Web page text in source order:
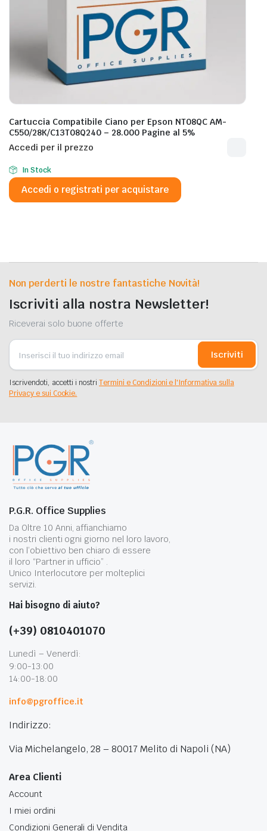
Cartuccia Compatibile Ciano per Epson NT08QC AM-
C550/28K/C13T08Q240 – 28.000 Pagine al 5%
Accedi per il prezzo
In Stock
Accedi o registrati per acquistare
Non perderti le nostre fantastiche Novità!
Iscriviti alla nostra Newsletter!
Riceverai solo buone offerte
Iscriviti
Iscrivendoti, accetti i nostriTermini e Condizioni e l'Informativa sulla
Privacy e sui Cookie.
P.G.R. Office Supplies
Da Oltre 10 Anni, affianchiamo
i nostri clienti ogni giorno nel loro lavoro,
con l’obiettivo ben chiaro di essere
il loro “Partner in ufficio” .
Unico Interlocutore per molteplici
servizi.
Hai bisogno di aiuto?
(+39) 0810401070
Lunedì – Venerdì:
9:00-13:00
14:00-18:00
info@pgroffice.it
Indirizzo:
Via Michelangelo, 28 – 80017 Melito di Napoli (NA)
Area Clienti
Account
I miei ordini
Condizioni Generali di Vendita